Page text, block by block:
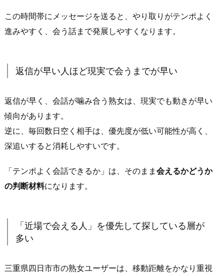
ド”の
特
三
県
四
市
い
や
熟
女”に
通
この時間帯にメッセージを送ると、やり取りがテンポよく
進みやすく、会う話まで発展しやすくなります。
返信が早い人ほど現実で会うまでが早い
返信が早く、会話が噛み合う熟女は、現実でも動きが早い
傾向があります。
逆に、毎回数日空く相手は、優先度が低い可能性が高く、
深追いすると消耗しやすいです。
「テンポよく会話できるか」は、そのまま 会えるかどうか
の判断材料になります。
「近場で会える人」を優先して探している層が
多い
三重県四日市市の熟女ユーザーは、移動距離をかなり重視